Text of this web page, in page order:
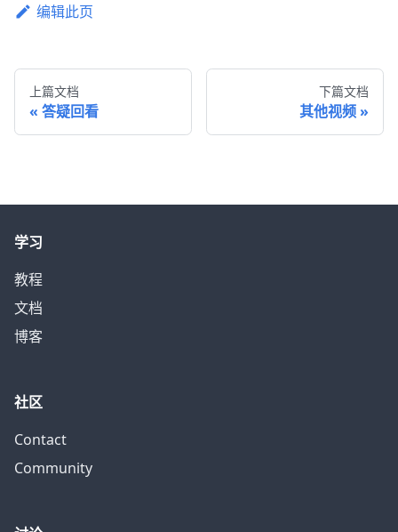
编辑此页
上篇文档
答疑回看
下篇文档
其他视频
学习
教程
文档
博客
社区
Contact
Community